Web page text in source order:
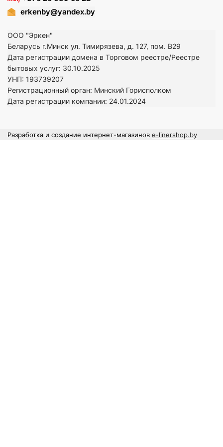
erkenby@yandex.by
ООО "Эркен"
Беларусь г.Минск ул. Тимирязева, д. 127, пом. В29
Дата регистрации домена в Торговом реестре/Реестре
бытовых услуг: 30.10.2025
УНП: 193739207
Регистрационный орган: Минский Горисполком
Дата регистрации компании: 24.01.2024
Разработка и создание интернет-магазинов e-linershop.by